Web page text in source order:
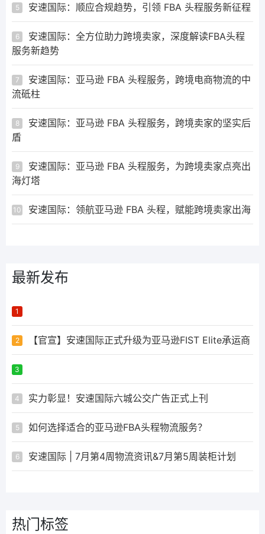
5 安速国际：顺应合规趋势，引领 FBA 头程服务新征程
6
安速国际：全方位助力跨境卖家，深度解读FBA头程
服务新趋势
7
安速国际：亚马逊 FBA 头程服务，跨境电商物流的中
流砥柱
8
安速国际：亚马逊 FBA 头程服务，跨境卖家的坚实后
盾
9
安速国际：亚马逊 FBA 头程服务，为跨境卖家点亮出
海灯塔
10 安速国际：领航亚马逊 FBA 头程，赋能跨境卖家出海
最新发布
1
2 【官宣】安速国际正式升级为亚马逊FIST Elite承运商
3
4 实力彰显！安速国际六城公交广告正式上刊
5 如何选择适合的亚马逊FBA头程物流服务？
6 安速国际 | 7月第4周物流资讯&7月第5周装柜计划
热门标签